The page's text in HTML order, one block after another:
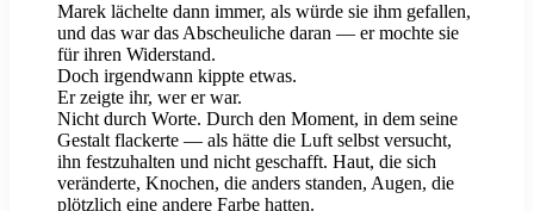
Marek lächelte dann immer, als würde sie ihm gefallen,
und das war das Abscheuliche daran — er mochte sie
für ihren Widerstand.
Doch irgendwann kippte etwas.
Er zeigte ihr, wer er war.
Nicht durch Worte. Durch den Moment, in dem seine
Gestalt flackerte — als hätte die Luft selbst versucht,
ihn festzuhalten und nicht geschafft. Haut, die sich
veränderte, Knochen, die anders standen, Augen, die
plötzlich eine andere Farbe hatten.